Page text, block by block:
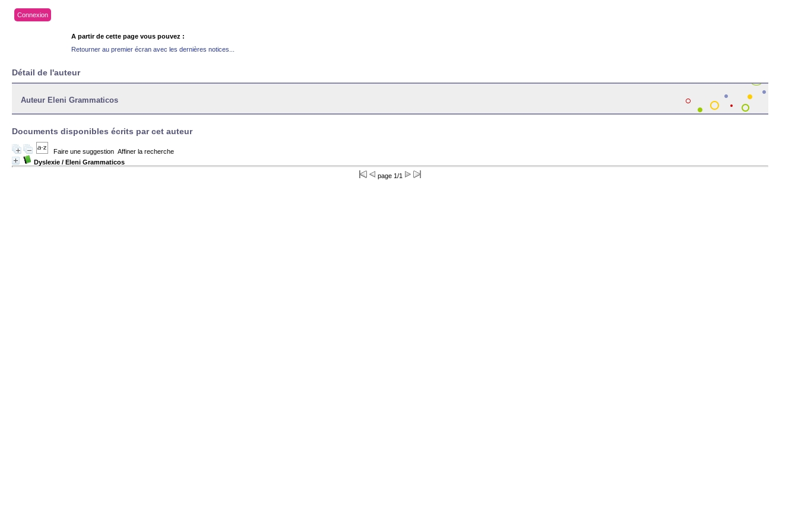
Connexion
A partir de cette page vous pouvez :
Retourner au premier écran avec les dernières notices...
Détail de l'auteur
Auteur Eleni Grammaticos
Documents disponibles écrits par cet auteur
Faire une suggestion Affiner la recherche
Dyslexie / Eleni Grammaticos
page 1/1